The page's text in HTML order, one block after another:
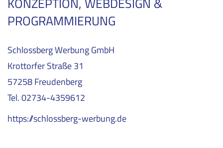
PROGRAMMIERUNG
Schlossberg Werbung GmbH
Krottorfer Straße 31
57258 Freudenberg
Tel. 02734-4359612
https://schlossberg-werbung.de